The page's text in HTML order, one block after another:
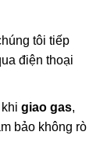
tôi tiếp
điện thoại
giao gas,
bảo không rò